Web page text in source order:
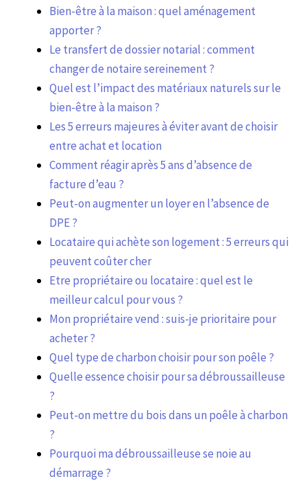
Bien-être à la maison : quel aménagement
apporter ?
Le transfert de dossier notarial : comment
changer de notaire sereinement ?
Quel est l’impact des matériaux naturels sur le
bien-être à la maison ?
Les 5 erreurs majeures à éviter avant de choisir
entre achat et location
Comment réagir après 5 ans d’absence de
facture d’eau ?
Peut-on augmenter un loyer en l’absence de
DPE ?
Locataire qui achète son logement : 5 erreurs qui
peuvent coûter cher
Etre propriétaire ou locataire : quel est le
meilleur calcul pour vous ?
Mon propriétaire vend : suis-je prioritaire pour
acheter ?
Quel type de charbon choisir pour son poêle ?
Quelle essence choisir pour sa débroussailleuse
?
Peut-on mettre du bois dans un poêle à charbon
?
Pourquoi ma débroussailleuse se noie au
démarrage ?